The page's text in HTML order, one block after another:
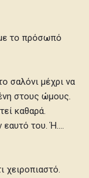
το πρόσωπό
σαλόνι μέχρι να
στους ώμους.
καθαρά.
εαυτό του. Ή….
χειροπιαστό.